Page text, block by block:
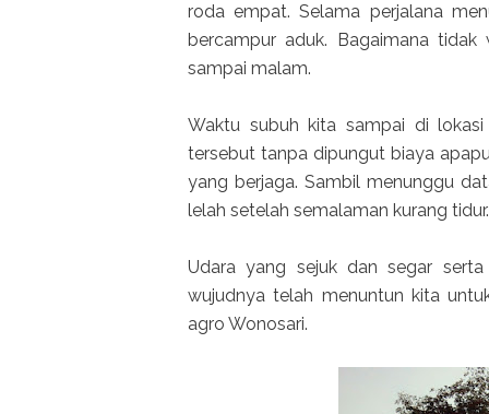
roda empat. Selama perjalana
bercampur aduk. Bagaimana
sampai malam.
Waktu subuh kita sampai di
tersebut tanpa dipungut biaya
yang berjaga. Sambil menunggu
lelah setelah semalaman kurang tidur.
Udara yang sejuk dan segar
wujudnya telah menuntun kita
agro Wonosari.